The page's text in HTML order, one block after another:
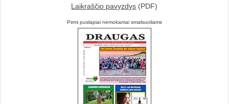
Laikraščio pavyzdys (PDF)
Pirmi puslapiai nemokamai smalsuoliams